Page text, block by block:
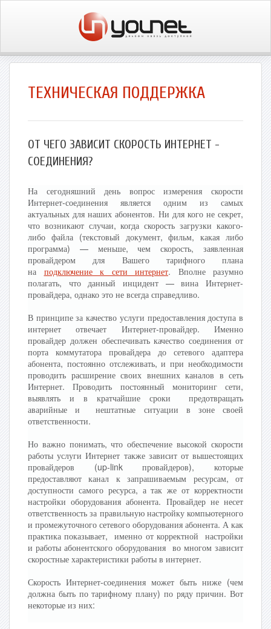
ТЕХНИЧЕСКАЯ ПОДДЕРЖКА
ОТ ЧЕГО ЗАВИСИТ СКОРОСТЬ ИНТЕРНЕТ -
СОЕДИНЕНИЯ?
На сегодняшний день вопрос измерения скорости
Интернет-соединения является одним из самых
актуальных для наших абонентов. Ни для кого не секрет,
что возникают случаи, когда скорость загрузки какого-
либо файла (текстовый документ, фильм, какая либо
программа) — меньше, чем скорость, заявленная
провайдером для Вашего тарифного плана
на подключение к сети интернет. Вполне разумно
полагать, что данный инцидент — вина Интернет-
провайдера, однако это не всегда справедливо.
В принципе за качество услуги предоставления доступа в
интернет отвечает Интернет-провайдер. Именно
провайдер должен обеспечивать качество соединения от
порта коммутатора провайдера до сетевого адаптера
абонента, постоянно отслеживать, и при необходимости
проводить расширение своих внешних каналов в сеть
Интернет. Проводить постоянный мониторинг сети,
выявлять и в кратчайшие сроки предотвращать
аварийные и нештатные ситуации в зоне своей
ответственности.
Но важно понимать, что обеспечение высокой скорости
работы услуги Интернет также зависит от вышестоящих
провайдеров (up-link провайдеров), которые
предоставляют канал к запрашиваемым ресурсам, от
доступности самого ресурса, а так же от корректности
настройки оборудования абонента. Провайдер не несет
ответственность за правильную настройку компьютерного
и промежуточного сетевого оборудования абонента. А как
практика показывает, именно от корректной настройки
и работы абонентского оборудования во многом зависит
скоростные характеристики работы в интернет.
Скорость Интернет-соединения может быть ниже (чем
должна быть по тарифному плану) по ряду причин. Вот
некоторые из них: